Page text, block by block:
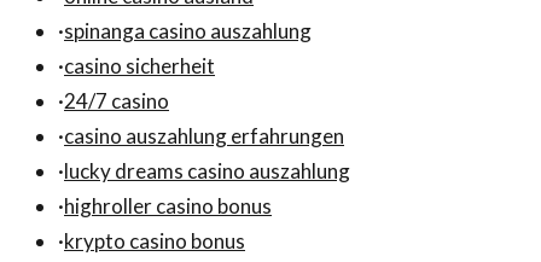
·spinanga casino auszahlung
·casino sicherheit
·24/7 casino
·casino auszahlung erfahrungen
·lucky dreams casino auszahlung
·highroller casino bonus
·krypto casino bonus